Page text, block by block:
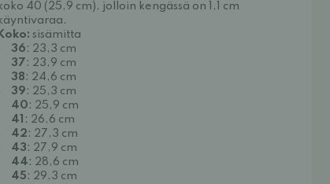
koko 40 (25,9 cm), jolloin kengässä on 1,1 cm
käyntivaraa.
Koko: sisämitta
36 : 23,3 cm
37 : 23,9 cm
38 : 24,6 cm
39 : 25,3 cm
40 : 25,9 cm
41
: 26,6 cm
42 : 27,3 cm
43 : 27,9 cm
44 : 28,6 cm
45 : 29,3 cm